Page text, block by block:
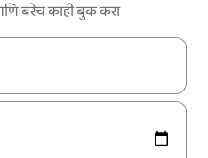
बरेच काही बुक करा
वरच्या आणि खाली बाणांच्या किजसह